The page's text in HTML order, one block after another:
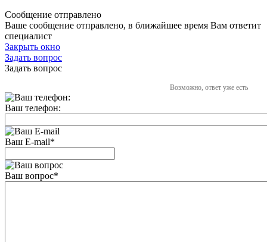
Сообщение отправлено
Ваше сообщение отправлено, в ближайшее время Вам ответит
специалист
Закрыть окно
Задать вопрос
Задать вопрос
Возможно, ответ уже есть
Ваш телефон:
Ваш E-mail*
Ваш вопрос*